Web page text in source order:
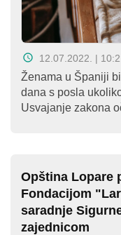
12.07.2022. |
Ženama u Španiji
dana s posla
Usvajanje zakona
Opština Lopare
Fondacijom
saradnje
zajednicom